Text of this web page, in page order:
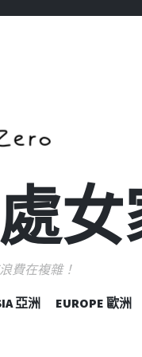
費在複雜！
亞洲 EUROPE 歐洲